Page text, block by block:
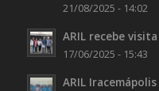
21/08/2025 - 14:02
ARIL recebe
17/06/2025 - 15:43
ARIL